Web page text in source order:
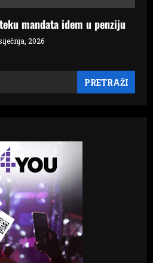
mandata idem u penziju
2026